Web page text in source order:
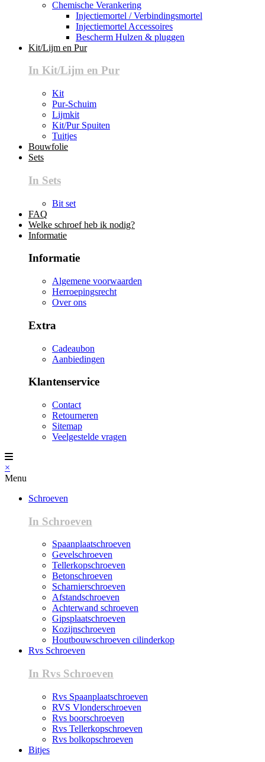
Chemische Verankering
Injectiemortel / Verbindingsmortel
Injectiemortel Accessoires
Bescherm Hulzen & pluggen
Kit/Lijm en Pur
In Kit/Lijm en Pur
Kit
Pur-Schuim
Lijmkit
Kit/Pur Spuiten
Tuitjes
Bouwfolie
Sets
In Sets
Bit set
FAQ
Welke schroef heb ik nodig?
Informatie
Informatie
Algemene voorwaarden
Herroepingsrecht
Over ons
Extra
Cadeaubon
Aanbiedingen
Klantenservice
Contact
Retourneren
Sitemap
Veelgestelde vragen
×
Menu
Schroeven
In Schroeven
Spaanplaatschroeven
Gevelschroeven
Tellerkopschroeven
Betonschroeven
Scharnierschroeven
Afstandschroeven
Achterwand schroeven
Gipsplaatschroeven
Kozijnschroeven
Houtbouwschroeven cilinderkop
Rvs Schroeven
In Rvs Schroeven
Rvs Spaanplaatschroeven
RVS Vlonderschroeven
Rvs boorschroeven
Rvs Tellerkopschroeven
Rvs bolkopschroeven
Bitjes